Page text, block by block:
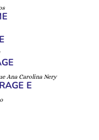
Ana Carolina Nery
E